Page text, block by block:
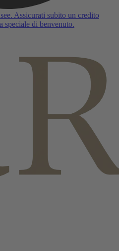
Assicurati subito un credito
speciale di benvenuto.